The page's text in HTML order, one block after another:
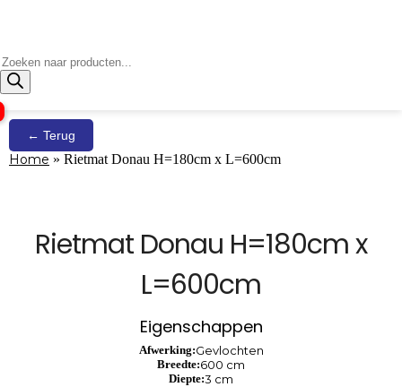
Producten
zoeken
← Terug
Home » Rietmat Donau H=180cm x L=600cm
Rietmat Donau H=180cm x
L=600cm
Eigenschappen
Afwerking:Gevlochten
Breedte:600 cm
Diepte:3 cm